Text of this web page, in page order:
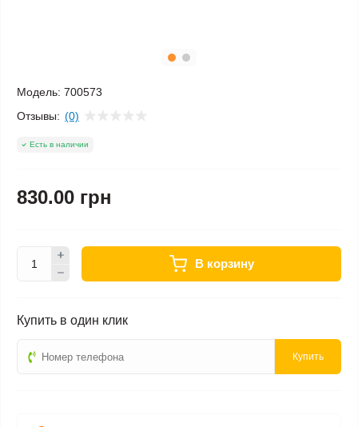
Модель: 700573
Отзывы: (0)
Есть в наличии
830.00 грн
В корзину
Купить в один клик
Купить